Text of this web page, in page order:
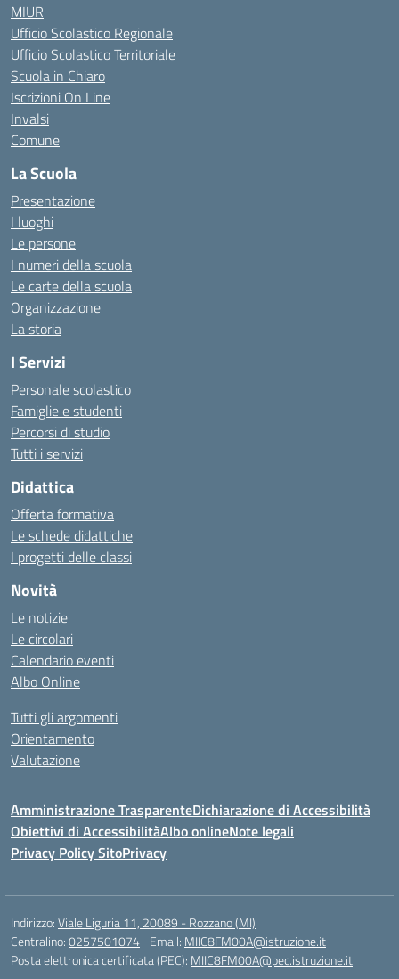
MIUR
Ufficio Scolastico Regionale
Ufficio Scolastico Territoriale
Scuola in Chiaro
Iscrizioni On Line
Invalsi
Comune
La Scuola
Presentazione
I luoghi
Le persone
I numeri della scuola
Le carte della scuola
Organizzazione
La storia
I Servizi
Personale scolastico
Famiglie e studenti
Percorsi di studio
Tutti i servizi
Didattica
Offerta formativa
Le schede didattiche
I progetti delle classi
Novità
Le notizie
Le circolari
Calendario eventi
Albo Online
Tutti gli argomenti
Orientamento
Valutazione
Amministrazione TrasparenteDichiarazione di Accessibilità
Obiettivi di AccessibilitàAlbo onlineNote legali
Privacy Policy SitoPrivacy
Indirizzo:Viale Liguria 11, 20089 - Rozzano (MI)
Centralino:0257501074 Email: MIIC8FM00A@istruzione.it
Posta elettronica certificata (PEC): MIIC8FM00A@pec.istruzione.it